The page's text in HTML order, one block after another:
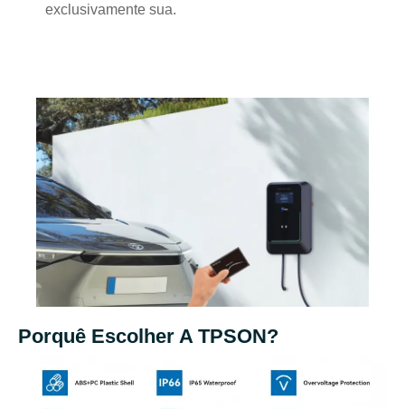
exclusivamente sua.
Porquê Escolher A TPSON?